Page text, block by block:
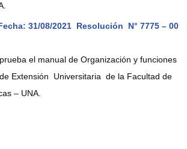
31/08/2021 Resolución N° 7775 – 00
el manual de Organización y funciones
Extensión Universitaria de la Facultad de
– UNA.